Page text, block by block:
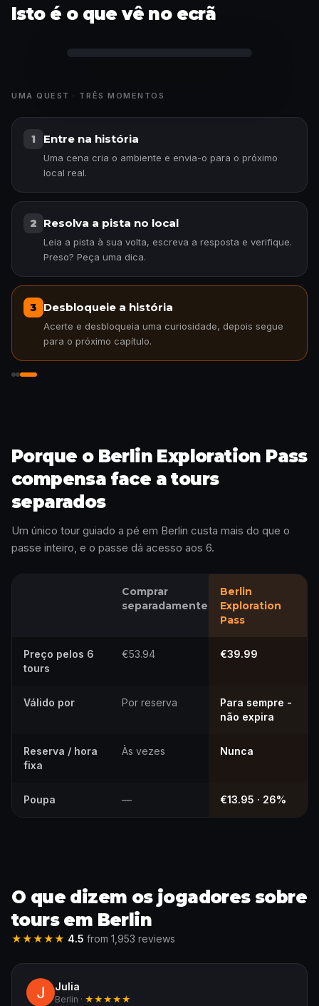
Isto é o que vê no ecrã
UMA QUEST · TRÊS MOMENTOS
1 Entre na história
Uma cena cria o ambiente e envia-o para o próximo
local real.
2 Resolva a pista no local
Leia a pista à sua volta, escreva a resposta e verifique.
Preso? Peça uma dica.
3 Desbloqueie a história
Acerte e desbloqueia uma curiosidade, depois segue
para o próximo capítulo.
Porque o Berlin Exploration Pass
compensa face a tours
separados
Um único tour guiado a pé em Berlin custa mais do que o
passe inteiro, e o passe dá acesso aos 6.
Comprar
separadamente
Berlin
Exploration
Pass
Preço pelos 6
tours
€53.94 €39.99
Válido por Por reserva
Para sempre -
não expira
Reserva / hora
fixa
Às vezes Nunca
Poupa — €13.95 · 26%
O que dizem os jogadores sobre
tours em Berlin
★★★★★ 4.5 from 1,953 reviews
Julia
Berlin · ★★★★★